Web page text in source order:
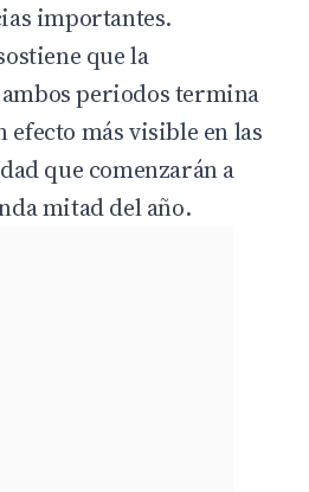
importantes.
que la
periodos termina
efecto más visible en las
que comenzarán a
mitad del año.